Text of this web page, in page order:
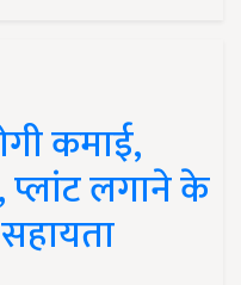
कमाई,
लगाने के